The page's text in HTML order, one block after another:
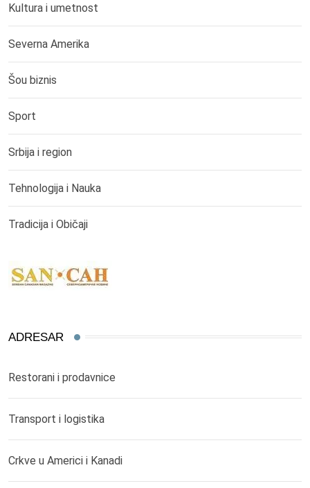
Kultura i umetnost
Severna Amerika
Šou biznis
Sport
Srbija i region
Tehnologija i Nauka
Tradicija i Običaji
ADRESAR
Restorani i prodavnice
Transport i logistika
Crkve u Americi i Kanadi